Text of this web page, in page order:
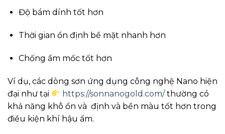
Độ bám dính tốt hơn
Thời gian ổn định bề mặt nhanh hơn
Chống ẩm mốc tốt hơn
Ví dụ, các dòng sơn ứng dụng công nghệ Nano hiện
đại như tại
https://sonnanogold.com/thường có
khả năng khô ổn và định và bền màu tốt hơn trong
điều kiện khí hậu ẩm.